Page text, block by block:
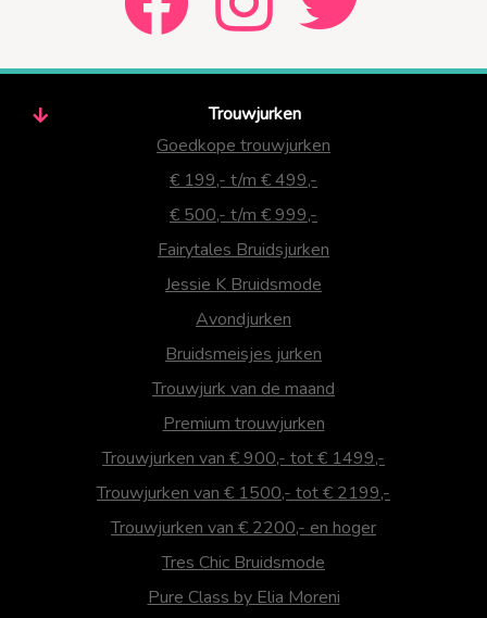
Trouwjurken
Goedkope trouwjurken
€ 199,- t/m € 499,-
€ 500,- t/m € 999,-
Fairytales Bruidsjurken
Jessie K Bruidsmode
Avondjurken
Bruidsmeisjes jurken
Trouwjurk van de maand
Premium trouwjurken
Trouwjurken van € 900,- tot € 1499,-
Trouwjurken van € 1500,- tot € 2199,-
Trouwjurken van € 2200,- en hoger
Tres Chic Bruidsmode
Pure Class by Elia Moreni